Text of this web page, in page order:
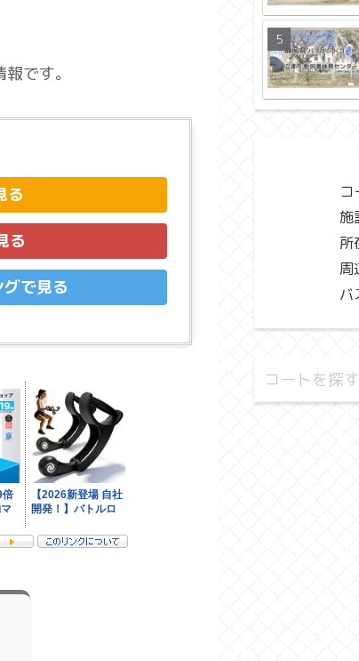
です。
る
る
で見る
コ
施
所
周
バ